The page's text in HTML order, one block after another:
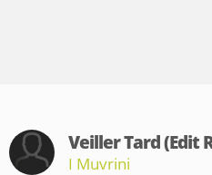
Veiller Tard (Edit
I Muvrini